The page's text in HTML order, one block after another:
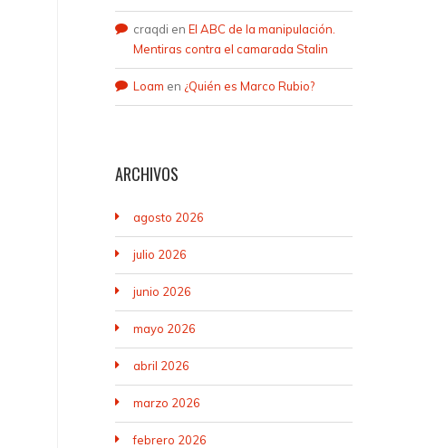
craqdi en El ABC de la manipulación.
Mentiras contra el camarada Stalin
Loam en ¿Quién es Marco Rubio?
ARCHIVOS
agosto 2026
julio 2026
junio 2026
mayo 2026
abril 2026
marzo 2026
febrero 2026